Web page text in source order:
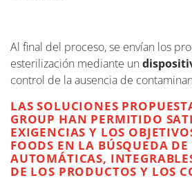
Al final del proceso, se envían los
esterilización mediante un
control de la ausencia de
LAS SOLUCIONES
GROUP HAN PERMITIDO
EXIGENCIAS Y LOS
FOODS EN LA BÚSQUEDA
AUTOMÁTICAS,
DE LOS PRODUCTOS Y LOS